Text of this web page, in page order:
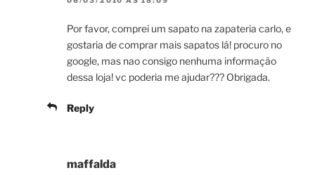
Por favor, comprei um sapato na zapateria carlo, e
gostaria de comprar mais sapatos lá! procuro no
google, mas nao consigo nenhuma informação
dessa loja! vc poderia me ajudar??? Obrigada.
Reply
maffalda